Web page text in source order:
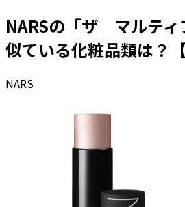
NARSの「ザ マルティ
似ている化粧品類は？
NARS